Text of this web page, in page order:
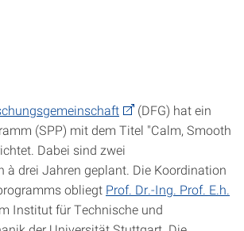
(DFG) hat ein
(SPP) mit dem Titel "Calm, Smooth
Dabei sind zwei
à drei Jahren geplant. Die Koordination
obliegt Prof. Dr.-Ing. Prof. E.h.
Institut für Technische und